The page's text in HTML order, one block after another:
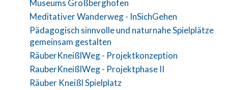
Museums Großberghofen
Meditativer Wanderweg - InSichGehen
Pädagogisch sinnvolle und naturnahe Spielplätze
gemeinsam gestalten
RäuberKneißlWeg - Projektkonzeption
RauberKneißlWeg - Projektphase II
Räuber Kneißl Spielplatz